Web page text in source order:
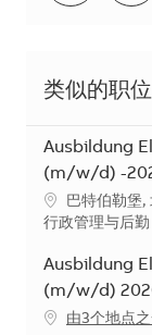
类似的职位
Ausbildung
(m/w/d) -
地点巴特伯勒堡,
类别
行政管理与后勤
Ausbildung
(m/w/d)
由3个地点